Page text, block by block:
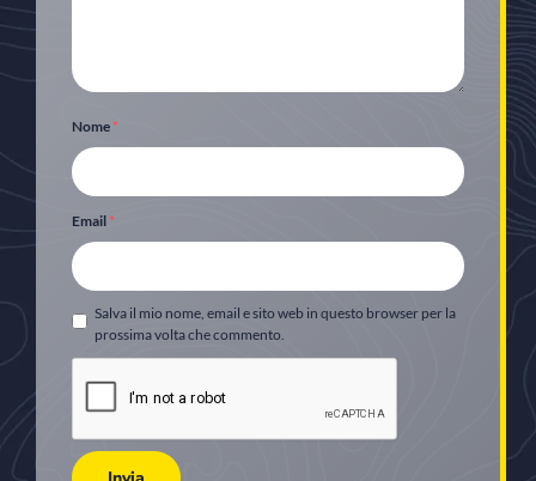
Nome*
Email*
Salva il mio nome, email e sito web in questo browser per la
prossima volta che commento.